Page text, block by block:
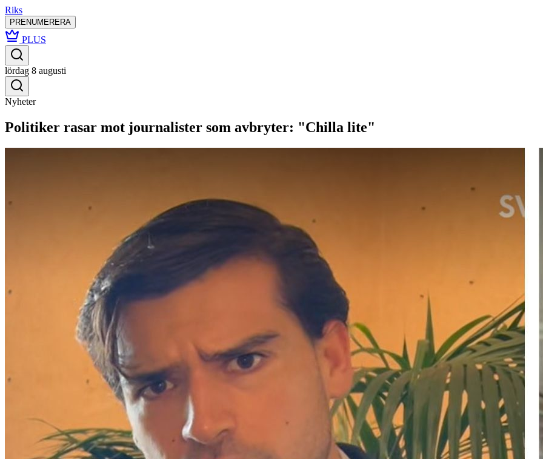
Riks
PRENUMERERA
PLUS
lördag 8 augusti
Nyheter
Politiker rasar mot journalister som avbryter: "Chilla lite"